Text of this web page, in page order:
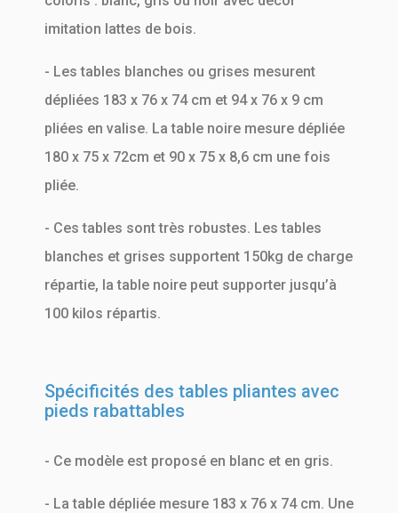
imitation lattes de bois.
- Les tables blanches ou grises mesurent
dépliées 183 x 76 x 74 cm et 94 x 76 x 9 cm
pliées en valise. La table noire mesure dépliée
180 x 75 x 72cm et 90 x 75 x 8,6 cm une fois
pliée.
- Ces tables sont très robustes. Les tables
blanches et grises supportent 150kg de charge
répartie, la table noire peut supporter jusqu’à
100 kilos répartis.
Spécificités des tables pliantes avec
pieds rabattables
- Ce modèle est proposé en blanc et en gris.
- La table dépliée mesure 183 x 76 x 74 cm. Une